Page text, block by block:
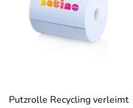
Putzrolle Recycling verleimt